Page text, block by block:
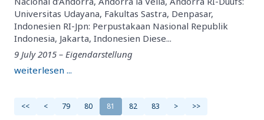
Universitas Udayana, Fakultas Sastra, Denpasar,
Indonesien RI-Jpn: Perpustakaan Nasional Republik
Indonesia, Jakarta, Indonesien Diese...
9 July 2015 – Eigendarstellung
weiterlesen ...
<< < 79 80 81 82 83 > >>